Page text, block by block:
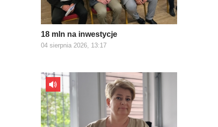
18 mln na inwestycje
04 sierpnia 2026, 13:17